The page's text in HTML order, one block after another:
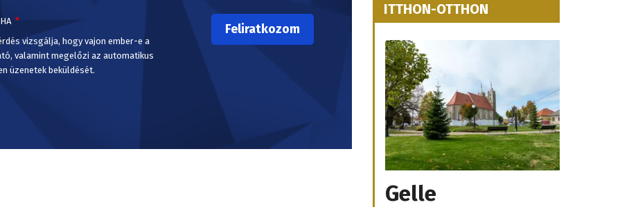
vizsgálja, hogy vajon ember-e a
valamint megelőzi az automatikus
üzenetek beküldését.
ITTHON-OTTHON
Gelle